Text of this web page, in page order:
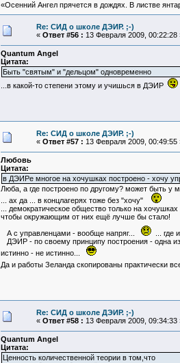
«Осенний Ангел прячется в дождях. В листве
Re: СИД о школе ДЭИР. ;-)
« Ответ #56 : 13 Февраля 2009, 00:22:28
Quantum Angel
Цитата:
Быть "святым" и "дельцом" одновременно
...в какой-то степени этому и учишься в ДЭИР
Re: СИД о школе ДЭИР. ;-)
« Ответ #57 : 13 Февраля 2009, 00:49:55
Любовь
Цитата:
в ДЭИРе многое на хочушках построено - хочу
Люба, а где построено по другому? может быть у
... ах да ... в концлагерях тоже без "хочу"
... демократическое общество только на
чтобы окружающим от них ещё лучше бы стало!
А с управленцами - вообще напряг...
... где
ДЭИР - по своему принципу построения - одна
истинно - не истинно...
Да и работы Зеланда скопированы практически
Re: СИД о школе ДЭИР. ;-)
« Ответ #58 : 13 Февраля 2009, 09:34:33
Quantum Angel
Цитата:
Ценность количественной теории в том,что